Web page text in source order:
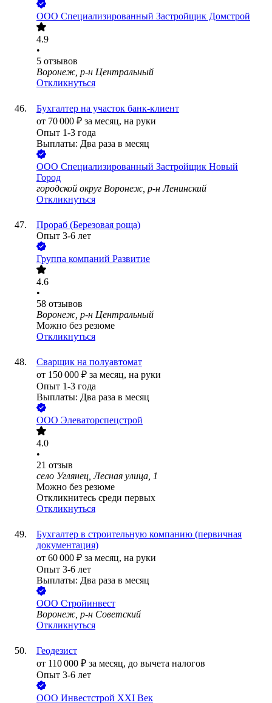
ООО Специализированный Застройщик Домстрой
4.9
•
5 отзывов
Воронеж, р-н Центральный
Откликнуться
Бухгалтер на участок банк-клиент
от 70 000 ₽ за месяц, на руки
Опыт 1-3 года
Выплаты: Два раза в месяц
ООО Специализированный Застройщик Новый
Город
городской округ Воронеж, р-н Ленинский
Откликнуться
Прораб (Березовая роща)
Опыт 3-6 лет
Группа компаний Развитие
4.6
•
58 отзывов
Воронеж, р-н Центральный
Можно без резюме
Откликнуться
Сварщик на полуавтомат
от 150 000 ₽ за месяц, на руки
Опыт 1-3 года
Выплаты: Два раза в месяц
ООО Элеваторспецстрой
4.0
•
21 отзыв
село Углянец, Лесная улица, 1
Можно без резюме
Откликнитесь среди первых
Откликнуться
Бухгалтер в строительную компанию (первичная
документация)
от 60 000 ₽ за месяц, на руки
Опыт 3-6 лет
Выплаты: Два раза в месяц
ООО Стройинвест
Воронеж, р-н Советский
Откликнуться
Геодезист
от 110 000 ₽ за месяц, до вычета налогов
Опыт 3-6 лет
ООО Инвестстрой XXI Век